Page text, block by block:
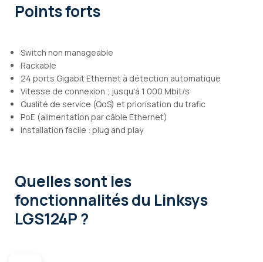
Points forts
Switch non manageable
Rackable
24 ports Gigabit Ethernet à détection automatique
Vitesse de connexion ; jusqu'à 1 000 Mbit/s
Qualité de service (QoS) et priorisation du trafic
PoE (alimentation par câble Ethernet)
Installation facile : plug and play
Quelles sont les
fonctionnalitésdu Linksys
LGS124P ?